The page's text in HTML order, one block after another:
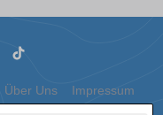
Über Uns Impressum